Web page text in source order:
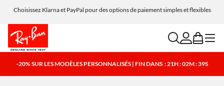
Choisissez Klarna et PayPal pour des options de paiement simples et flexibles
searchaccount
bag menu
-20% SUR LES MODÈLES PERSONNALISÉS | FIN DANS : 21H : 02M : 39S